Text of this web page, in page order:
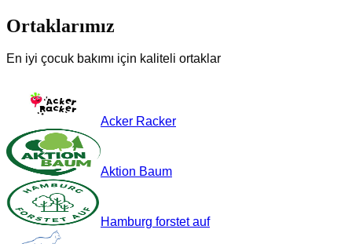
Ortaklarımız
En iyi çocuk bakımı için kaliteli ortaklar
Acker Racker
Aktion Baum
Hamburg forstet auf